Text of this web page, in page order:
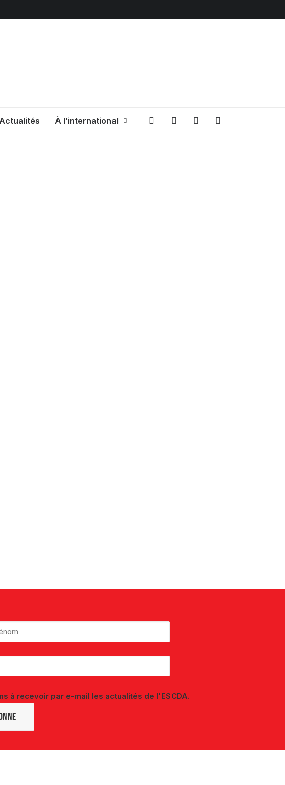
À l’international
à recevoir par e-mail les actualités de l'ESCDA.